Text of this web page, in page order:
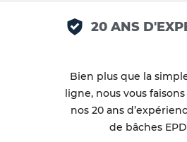
20 ANS
Bien plus que la
ligne, nous vous
nos 20 ans
de bâches